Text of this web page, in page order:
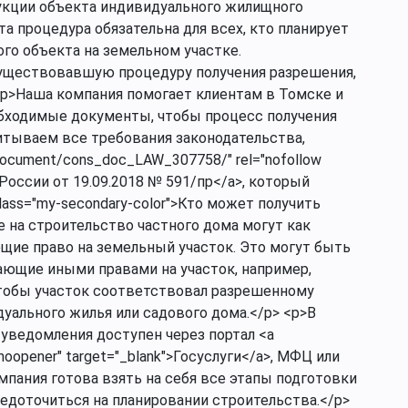
объекта индивидуального жилищного
обязательна для всех, кто планирует
объекта на земельном участке.
процедуру получения разрешения,
компания помогает клиентам в Томске и
документы, чтобы процесс получения
все требования законодательства,
cons_doc_LAW_307758/" rel="nofollow
от 19.09.2018 № 591/пр</a>, который
secondary-color">Кто может получить
строительство частного дома могут как
право на земельный участок. Это могут быть
иными правами на участок, например,
участок соответствовал разрешенному
жилья или садового дома.</p> <p>В
доступен через портал <a
target="_blank">Госуслуги</a>, МФЦ или
готова взять на себя все этапы подготовки
на планировании строительства.</p>